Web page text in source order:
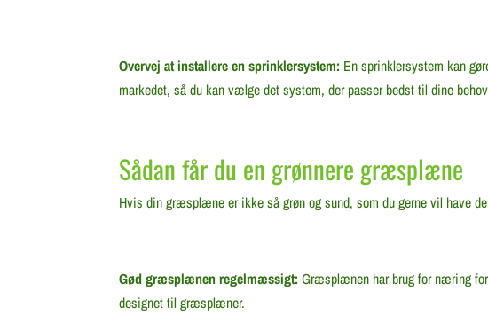
Overvej at installere en sprinklersystem: En sprinklersystem kan
markedet, så du kan vælge det system, der passer bedst til dine
Sådan får du en grønnere græsplæne
Hvis din græsplæne er ikke så grøn og sund, som du gerne vil have
Gød græsplænen regelmæssigt: Græsplænen har brug for næring
designet til græsplæner.